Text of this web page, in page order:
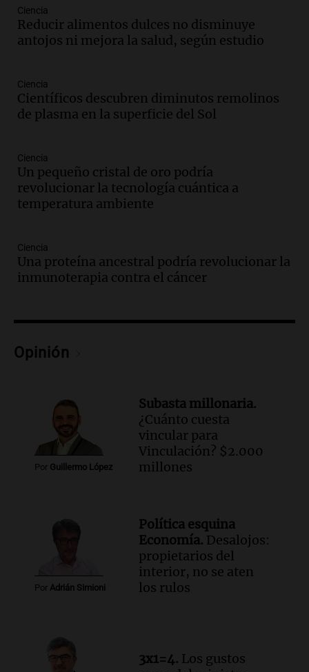
Episodios
Audio.La historia de la servilleta que
firmó Jorge Messi para el primer
Episodios
Audio.Joan Gaspart: "Sin Jorge, no sé si
Episodios
Audio.El orgullo y el sueño argentino de
Jorge Messi en una entrevista con Rony
Episodios
Audio.El abuelo de Agostina Vega, tras
Una mañana para todos
Audio.
Una mañana para todos
Episodios
Audio. Murió Jorge Messi
Una mañana para todos
Audio. Mateo, a los 25 años, lucha
contra el tiempo: necesita un trasplante
para poder seguir viviend
Una mañana para todos
Episodios
en CABA
Una mañana para todos
Episodios
Ciencia
Reducir alimentos dulces no disminuye
antojos ni mejora la salud, según estudio
Ciencia
Científicos descubren diminutos remolinos
de plasma en la superficie del Sol
Ciencia
Un pequeño cristal de oro podría
revolucionar la tecnología cuántica a
temperatura ambiente
Ciencia
Una proteína ancestral podría revolucionar la
inmunoterapia contra el cáncer
Opinión
Por Guillermo López
Subasta millonaria.
¿Cuánto cuesta
vincular para
Vinculación? $2.000
millones
Por Adrián Simioni
Política esquina
Economía. Desalojos:
propietarios del
interior, no se aten
los rulos
3x1=4. Los gustos